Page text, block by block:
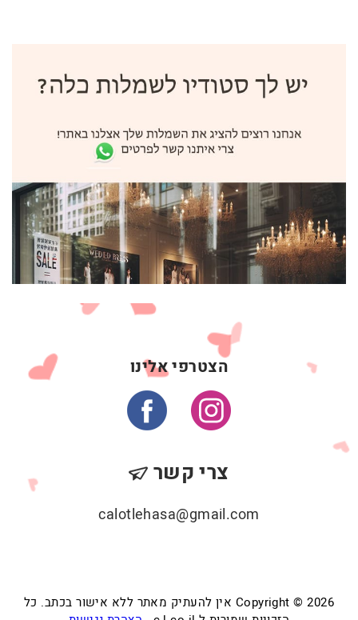
הצטרפי אלינו
צרי קשר
calotlehasa@gmail.com
Copyright © 2026 אין להעתיק מאתר ללא אישור בכתב. כל